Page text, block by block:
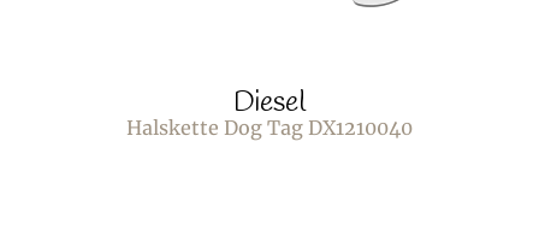
Diesel
Halskette Dog Tag DX1210040